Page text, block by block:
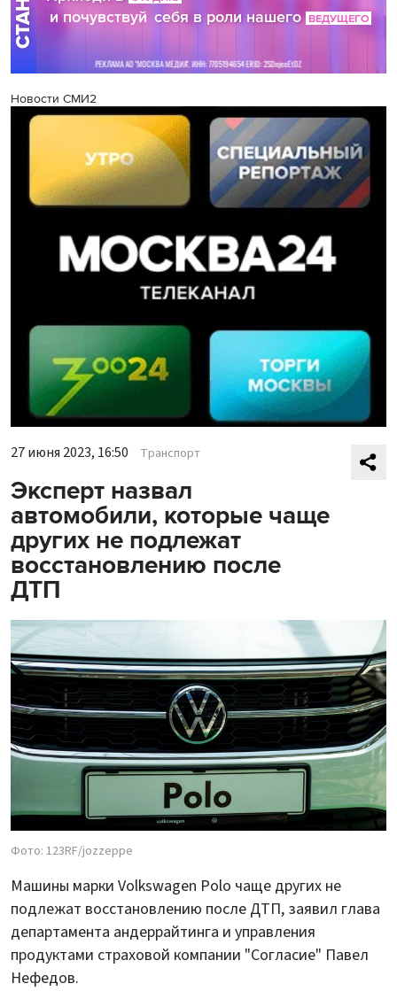
Новости СМИ2
27 июня 2023, 16:50 Транспорт
Эксперт назвал
автомобили, которые чаще
других не подлежат
восстановлению после
ДТП
Фото: 123RF/jozzeppe
Машины марки Volkswagen Polo чаще других не
подлежат восстановлению после ДТП, заявил глава
департамента андеррайтинга и управления
продуктами страховой компании "Согласие" Павел
Нефедов.